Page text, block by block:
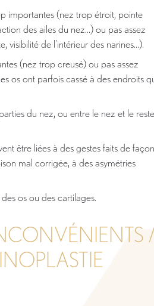
importantes (nez trop étroit, pointe
des ailes du nez…) ou pas assez
de l'intérieur des narines...).
(nez trop creusé) ou pas assez
os ont parfois cassé à des endroits
du nez, ou entre le nez et le reste
être liées à des gestes faits de façon
mal corrigée, à des asymétries
os ou des cartilages.